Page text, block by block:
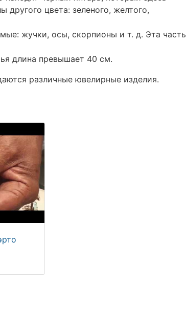
другого цвета: зеленого, желтого,
жучки, осы, скорпионы и т. д. Эта часть
длина превышает 40 см.
различные ювелирные изделия.